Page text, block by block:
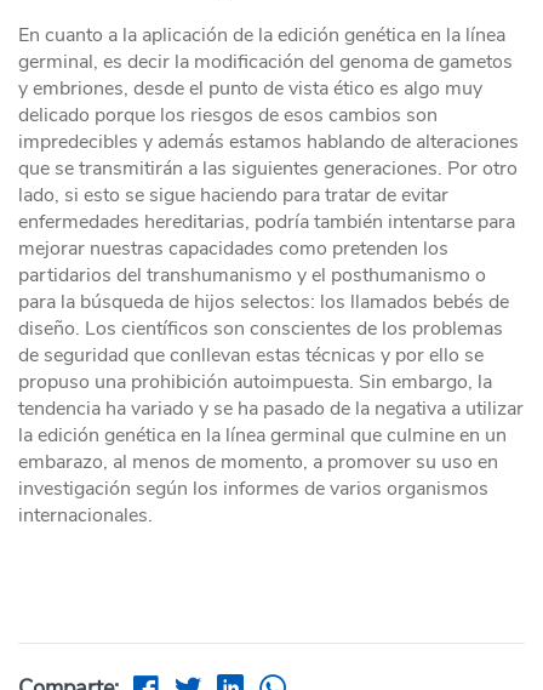
En cuanto a la aplicación de la edición genética en la línea
germinal, es decir la modificación del genoma de gametos
y embriones, desde el punto de vista ético es algo muy
delicado porque los riesgos de esos cambios son
impredecibles y además estamos hablando de alteraciones
que se transmitirán a las siguientes generaciones. Por otro
lado, si esto se sigue haciendo para tratar de evitar
enfermedades hereditarias, podría también intentarse para
mejorar nuestras capacidades como pretenden los
partidarios del transhumanismo y el posthumanismo o
para la búsqueda de hijos selectos: los llamados bebés de
diseño. Los científicos son conscientes de los problemas
de seguridad que conllevan estas técnicas y por ello se
propuso una prohibición autoimpuesta. Sin embargo, la
tendencia ha variado y se ha pasado de la negativa a utilizar
la edición genética en la línea germinal que culmine en un
embarazo, al menos de momento, a promover su uso en
investigación según los informes de varios organismos
internacionales.